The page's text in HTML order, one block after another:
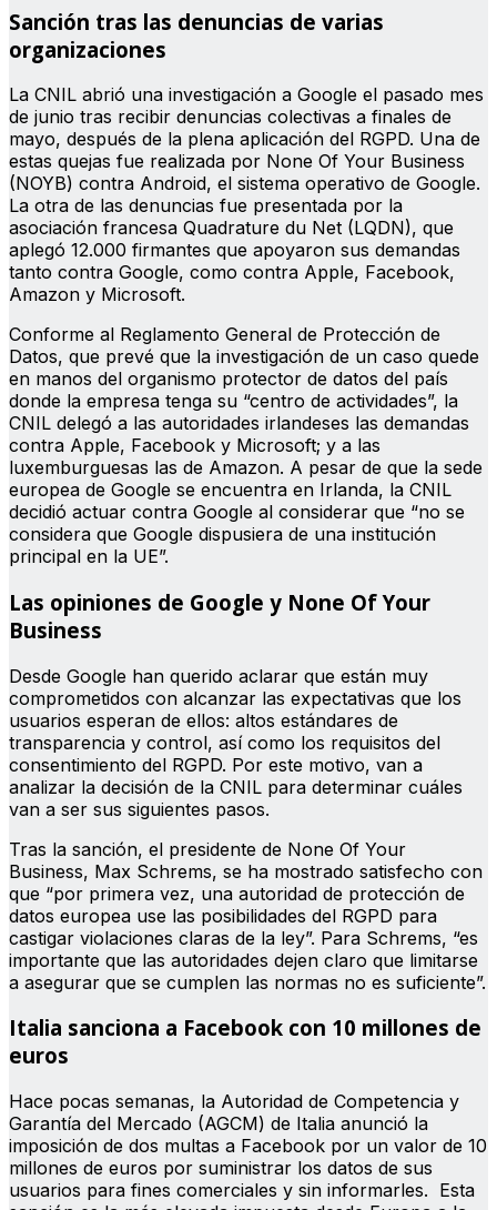
Sanción tras las denuncias de varias
organizaciones
La CNIL abrió una investigación a Google el pasado mes
de junio tras recibir denuncias colectivas a finales de
mayo, después de la plena aplicación del RGPD. Una de
estas quejas fue realizada por None Of Your Business
(NOYB) contra Android, el sistema operativo de Google.
La otra de las denuncias fue presentada por la
asociación francesa Quadrature du Net (LQDN), que
aplegó 12.000 firmantes que apoyaron sus demandas
tanto contra Google, como contra Apple, Facebook,
Amazon y Microsoft.
Conforme al Reglamento General de Protección de
Datos, que prevé que la investigación de un caso quede
en manos del organismo protector de datos del país
donde la empresa tenga su “centro de actividades”, la
CNIL delegó a las autoridades irlandeses las demandas
contra Apple, Facebook y Microsoft; y a las
luxemburguesas las de Amazon. A pesar de que la sede
europea de Google se encuentra en Irlanda, la CNIL
decidió actuar contra Google al considerar que “no se
considera que Google dispusiera de una institución
principal en la UE”.
Las opiniones de Google y None Of Your
Business
Desde Google han querido aclarar que están muy
comprometidos con alcanzar las expectativas que los
usuarios esperan de ellos: altos estándares de
transparencia y control, así como los requisitos del
consentimiento del RGPD. Por este motivo, van a
analizar la decisión de la CNIL para determinar cuáles
van a ser sus siguientes pasos.
Tras la sanción, el presidente de None Of Your
Business, Max Schrems, se ha mostrado satisfecho con
que “por primera vez, una autoridad de protección de
datos europea use las posibilidades del RGPD para
castigar violaciones claras de la ley”. Para Schrems, “es
importante que las autoridades dejen claro que limitarse
a asegurar que se cumplen las normas no es suficiente”.
Italia sanciona a Facebook con 10 millones de
euros
Hace pocas semanas, la Autoridad de Competencia y
Garantía del Mercado (AGCM) de Italia anunció la
imposición de dos multas a Facebook por un valor de 10
millones de euros por suministrar los datos de sus
usuarios para fines comerciales y sin informarles. Esta